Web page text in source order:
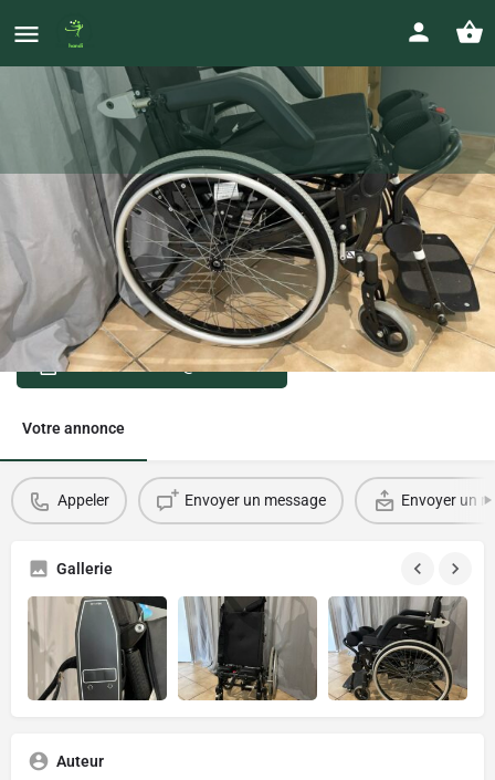
Fauteuil de verticalisation
électrique
Prix
2 000 € 0644353885
romainmunierrct@outlook.fr
Votre annonce
Appeler Envoyer un message Envoyer un
Gallerie
Auteur